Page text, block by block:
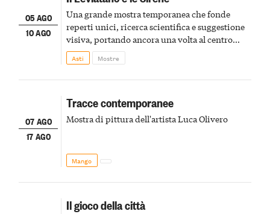
05 AGO
10 AGO
Una grande mostra temporanea che fonde
reperti unici, ricerca scientifica e suggestione
visiva, portando ancora una volta al centro
della scena le meraviglie del passato astigiano
Asti Mostre
07 AGO
17 AGO
Tracce contemporanee
Mostra di pittura dell'artista Luca Olivero
Mango
Il gioco della città